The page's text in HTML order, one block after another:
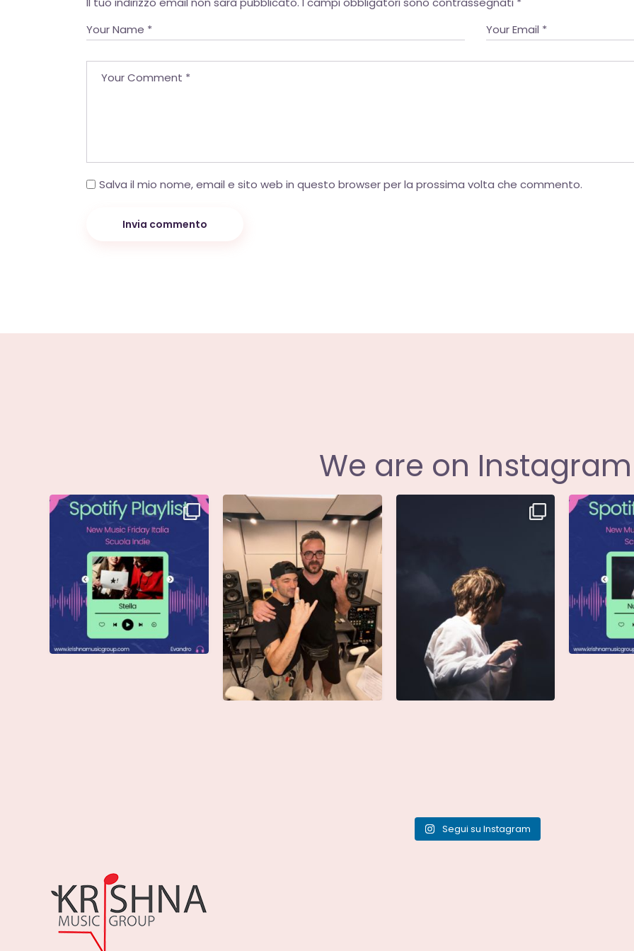
Salva il mio nome, email e sito web in questo browser per la prossima volta che commento.
Invia commento
We are on Instagram
Stella di @musicadievandro è
disponibile su tutte...
Siamo entusiasti di annunciare
che @moseofficial...
Nuova
Segui su Instagram